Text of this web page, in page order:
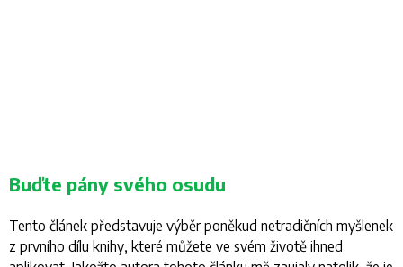
Buďte pány svého osudu
Tento článek představuje výběr poněkud netradičních myšlenek
z prvního dílu knihy, které můžete ve svém životě ihned